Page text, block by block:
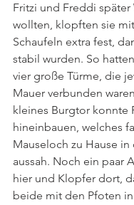
Fritzi und Freddi später
wollten, klopften sie
Schaufeln extra fest,
stabil wurden. So
vier große Türme, die
Mauer verbunden
kleines Burgtor konnte
hineinbauen, welches
Mauseloch zu Hause in
aussah. Noch ein paar
hier und Klopfer dort,
beide mit den Pfoten